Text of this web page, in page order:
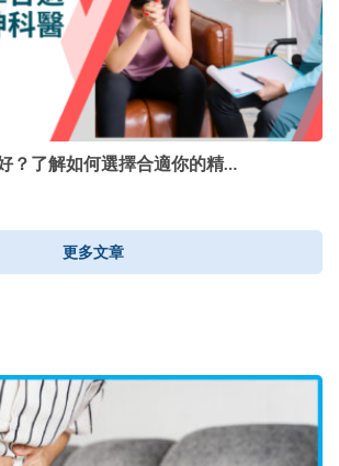
？了解如何選擇合適你的精…
更多文章